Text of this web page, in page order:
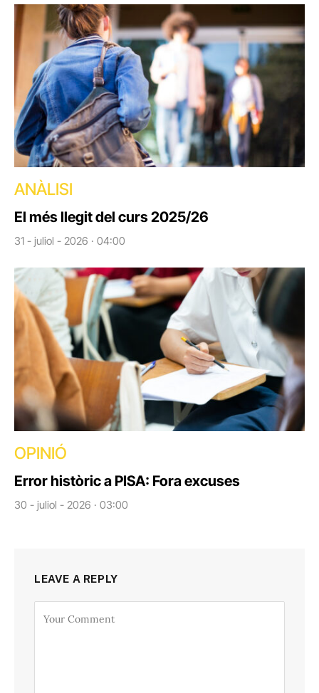
ANÀLISI
El més llegit del curs 2025/26
31 - juliol - 2026 · 04:00
OPINIÓ
Error històric a PISA: Fora excuses
30 - juliol - 2026 · 03:00
LEAVE A REPLY